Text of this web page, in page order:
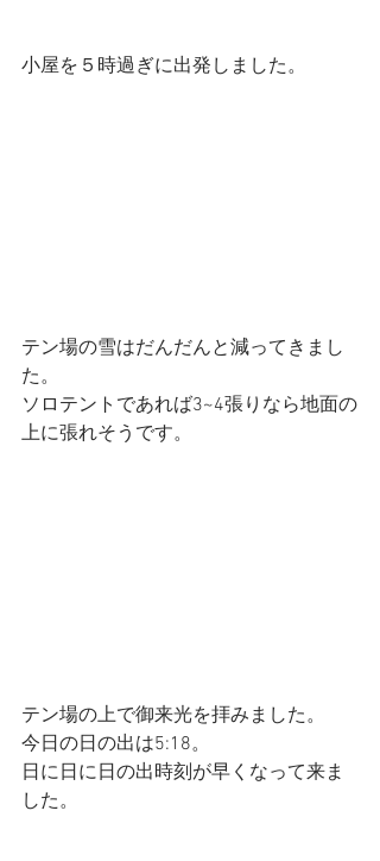
小屋を５時過ぎに出発しました。
テン場の雪はだんだんと減ってきまし
た。
ソロテントであれば3~4張りなら地面の
上に張れそうです。
テン場の上で御来光を拝みました。
今日の日の出は5:18。
日に日に日の出時刻が早くなって来ま
した。